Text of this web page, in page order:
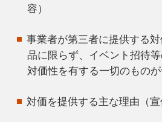
容）
事業者が第三者に提供する
品に限らず、イベント招待
対価性を有する一切のものが
対価を提供する主な理由（宣